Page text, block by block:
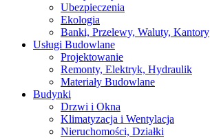
Ubezpieczenia
Ekologia
Banki, Przelewy, Waluty, Kantory
Usługi Budowlane
Projektowanie
Remonty, Elektryk, Hydraulik
Materiały Budowlane
Budynki
Drzwi i Okna
Klimatyzacja i Wentylacja
Nieruchomości, Działki